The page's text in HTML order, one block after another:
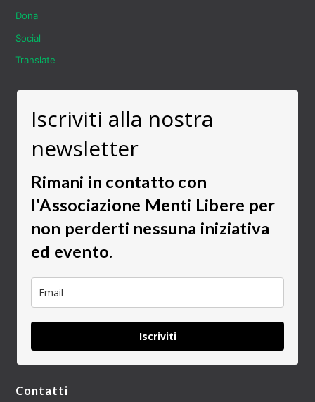
Dona
Social
Translate
Iscriviti alla nostra
newsletter
Rimani in contatto con
l'Associazione Menti Libere per
non perderti nessuna iniziativa
ed evento.
Iscriviti
Contatti